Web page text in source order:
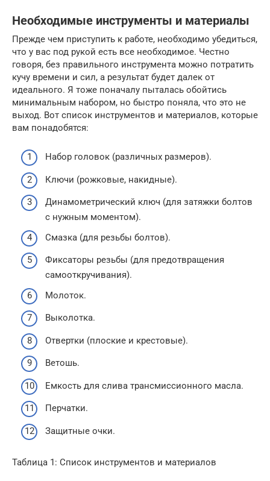
Необходимые инструменты и материалы
Прежде чем приступить к работе, необходимо убедиться,
что у вас под рукой есть все необходимое. Честно
говоря, без правильного инструмента можно потратить
кучу времени и сил, а результат будет далек от
идеального. Я тоже поначалу пыталась обойтись
минимальным набором, но быстро поняла, что это не
выход. Вот список инструментов и материалов, которые
вам понадобятся:
Набор головок (различных размеров).
Ключи (рожковые, накидные).
Динамометрический ключ (для затяжки болтов
с нужным моментом).
Смазка (для резьбы болтов).
Фиксаторы резьбы (для предотвращения
самооткручивания).
Молоток.
Выколотка.
Отвертки (плоские и крестовые).
Ветошь.
Емкость для слива трансмиссионного масла.
Перчатки.
Защитные очки.
Таблица 1: Список инструментов и материалов